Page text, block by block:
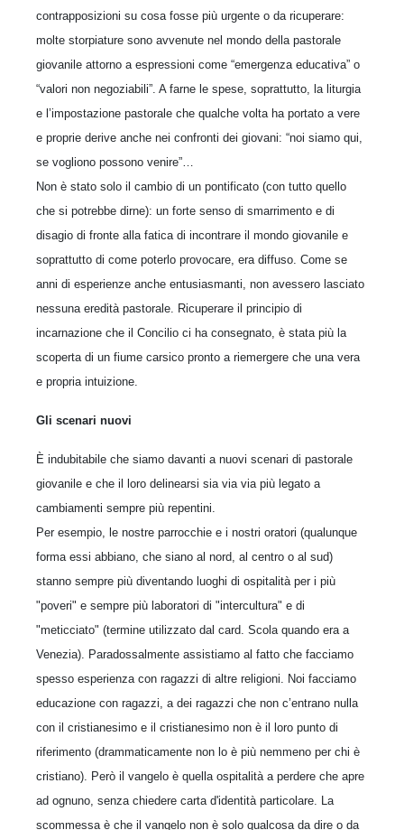
contrapposizioni su cosa fosse più urgente o da ricuperare:
molte storpiature sono avvenute nel mondo della pastorale
giovanile attorno a espressioni come “emergenza educativa” o
“valori non negoziabili”. A farne le spese, soprattutto, la liturgia
e l’impostazione pastorale che qualche volta ha portato a vere
e proprie derive anche nei confronti dei giovani: “noi siamo qui,
se vogliono possono venire”…
Non è stato solo il cambio di un pontificato (con tutto quello
che si potrebbe dirne): un forte senso di smarrimento e di
disagio di fronte alla fatica di incontrare il mondo giovanile e
soprattutto di come poterlo provocare, era diffuso. Come se
anni di esperienze anche entusiasmanti, non avessero lasciato
nessuna eredità pastorale. Ricuperare il principio di
incarnazione che il Concilio ci ha consegnato, è stata più la
scoperta di un fiume carsico pronto a riemergere che una vera
e propria intuizione.
Gli scenari nuovi
È indubitabile che siamo davanti a nuovi scenari di pastorale
giovanile e che il loro delinearsi sia via via più legato a
cambiamenti sempre più repentini.
Per esempio, le nostre parrocchie e i nostri oratori (qualunque
forma essi abbiano, che siano al nord, al centro o al sud)
stanno sempre più diventando luoghi di ospitalità per i più
"poveri" e sempre più laboratori di "intercultura" e di
"meticciato" (termine utilizzato dal card. Scola quando era a
Venezia). Paradossalmente assistiamo al fatto che facciamo
spesso esperienza con ragazzi di altre religioni. Noi facciamo
educazione con ragazzi, a dei ragazzi che non c’entrano nulla
con il cristianesimo e il cristianesimo non è il loro punto di
riferimento (drammaticamente non lo è più nemmeno per chi è
cristiano). Però il vangelo è quella ospitalità a perdere che apre
ad ognuno, senza chiedere carta d'identità particolare. La
scommessa è che il vangelo non è solo qualcosa da dire o da